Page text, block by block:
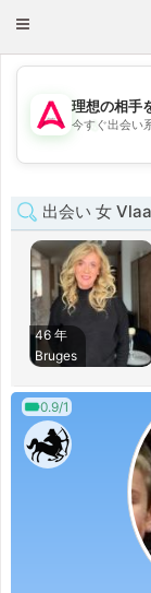
Toggle
💖
理想の相手
今すぐ出会い
出会い 女
46 年
Bruges
0.9/1